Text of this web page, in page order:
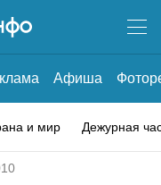
Афиша
и мир Дежурная